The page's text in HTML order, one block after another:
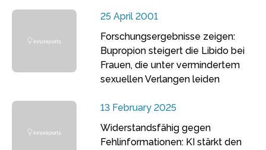
25 April 2001
Forschungsergebnisse zeigen:
Bupropion steigert die Libido bei
Frauen, die unter vermindertem
sexuellen Verlangen leiden
13 February 2025
Widerstandsfähig gegen
Fehlinformationen: KI stärkt den